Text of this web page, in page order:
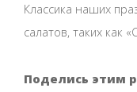
Классика наших
салатов, таких как
Поделись этим